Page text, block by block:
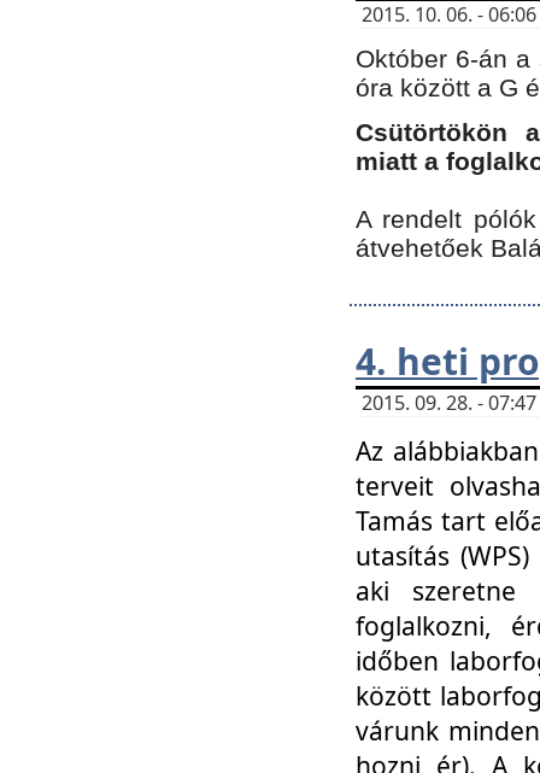
2015. 10. 06. -
Október 6-án
óra között a G
Csütörtökön
miatt a
A rendelt
átvehetőek
4. heti
2015. 09. 28. -
Az
terveit
Tamás tart
utasítás
aki szeretne
foglalkozni,
időben
között
várunk
hozni ér). A